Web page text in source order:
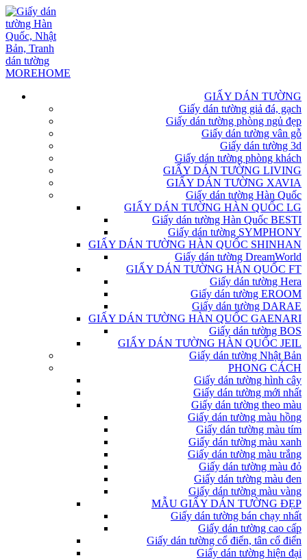
GIẤY DÁN TƯỜNG
Giấy dán tường giả đá, gạch
Giấy dán tường phòng ngủ đẹp
Giấy dán tường vân gỗ
Giấy dán tường 3d
Giấy dán tường phòng khách
GIẤY DÁN TƯỜNG LIVING
GIẤY DÁN TƯỜNG XAVIA
Giấy dán tường Hàn Quốc
GIẤY DÁN TƯỜNG HÀN QUỐC LG
Giấy dán tường Hàn Quốc BESTI
Giấy dán tường SYMPHONY
GIẤY DÁN TƯỜNG HÀN QUỐC SHINHAN
Giấy dán tường DreamWorld
GIẤY DÁN TƯỜNG HÀN QUỐC FT
Giấy dán tường Hera
Giấy dán tường EROOM
Giấy dán tường DARAE
GIẤY DÁN TƯỜNG HÀN QUỐC GAENARI
Giấy dán tường BOS
GIẤY DÁN TƯỜNG HÀN QUỐC JEIL
Giấy dán tường Nhật Bản
PHONG CÁCH
Giấy dán tường hình cây
Giấy dán tường mới nhất
Giấy dán tường theo màu
Giấy dán tường màu hồng
Giấy dán tường màu tím
Giấy dán tường màu xanh
Giấy dán tường màu trắng
Giấy dán tường màu đỏ
Giấy dán tường màu đen
Giấy dán tường màu vàng
MẪU GIẤY DÁN TƯỜNG ĐẸP
Giấy dán tường bán chạy nhất
Giấy dán tường cao cấp
Giấy dán tường cổ điển, tân cổ điển
Giấy dán tường hiện đại